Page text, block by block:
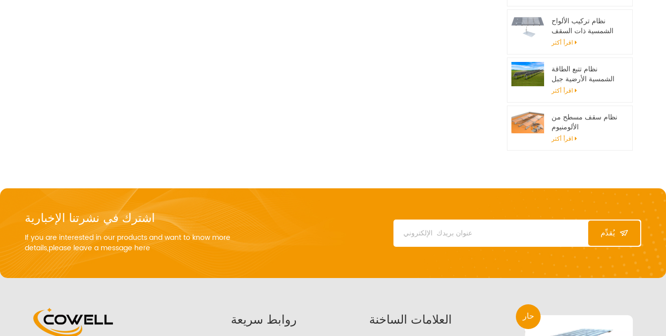
نظام تركيب الألواح
الشمسية ذات السقف
المسطح مع اللمعان
اقرأ أكثر
نظام تتبع الطاقة
الشمسية الأرضية جبل
حامل قابل للتعديل لوحة
اقرأ أكثر
نظام سقف مسطح من
الألومنيوم
اقرأ أكثر
اشترك في نشرتنا الإخبارية
If you are interested in our products and want to know more
details,please leave a message here
يُقدِّم
روابط سريعة العلامات الساخنة حار